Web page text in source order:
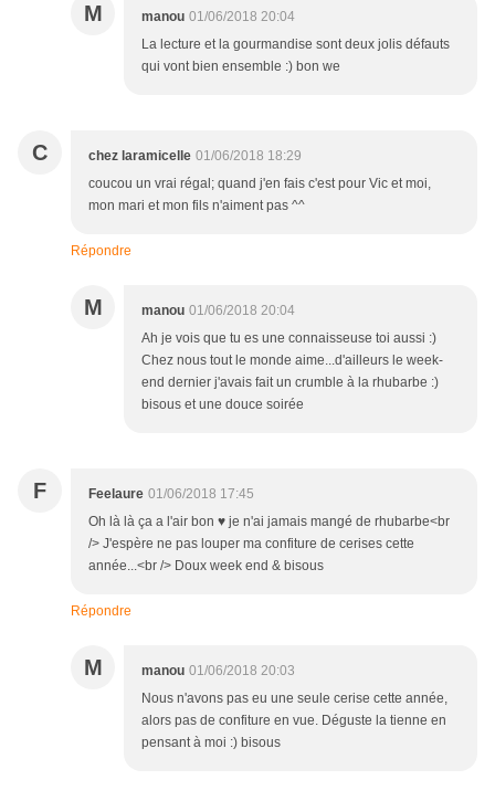
M manou 01/06/2018 20:04
La lecture et la gourmandise sont deux jolis défauts
qui vont bien ensemble :) bon we
C chez laramicelle 01/06/2018 18:29
coucou un vrai régal; quand j'en fais c'est pour Vic et moi,
mon mari et mon fils n'aiment pas ^^
Répondre
M manou 01/06/2018 20:04
Ah je vois que tu es une connaisseuse toi aussi :)
Chez nous tout le monde aime...d'ailleurs le week-
end dernier j'avais fait un crumble à la rhubarbe :)
bisous et une douce soirée
F Feelaure 01/06/2018 17:45
Oh là là ça a l'air bon ♥ je n'ai jamais mangé de rhubarbe<br
/> J'espère ne pas louper ma confiture de cerises cette
année...<br /> Doux week end & bisous
Répondre
M manou 01/06/2018 20:03
Nous n'avons pas eu une seule cerise cette année,
alors pas de confiture en vue. Déguste la tienne en
pensant à moi :) bisous